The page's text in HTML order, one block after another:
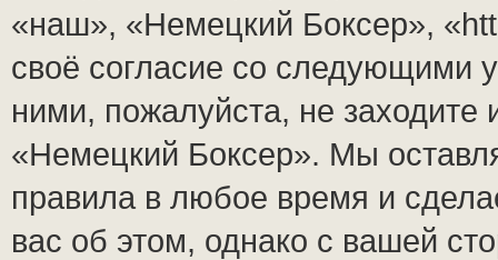
«наш», «Немецкий Боксер»,
своё согласие со следующими
ними, пожалуйста, не
«Немецкий Боксер». Мы
правила в любое время и
вас об этом, однако с вашей